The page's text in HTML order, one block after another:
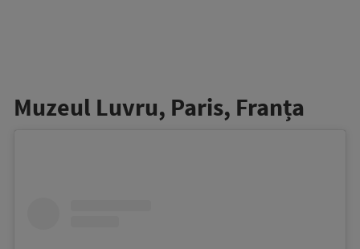
Muzeul Luvru, Paris, Franța